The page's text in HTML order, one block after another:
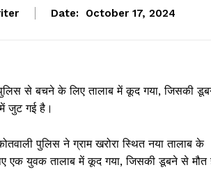
Date: October 17, 2024
से बचने के लिए तालाब में कूद गया, जिसकी
जुट गई है।
पुलिस ने ग्राम खरोरा स्थित नया तालाब के
एक युवक तालाब में कूद गया, जिसकी डूबने से मौत